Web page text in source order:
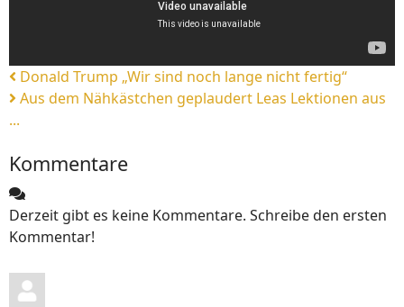
Donald Trump „Wir sind noch lange nicht fertig“
Aus dem Nähkästchen geplaudert Leas Lektionen aus
...
Kommentare
Derzeit gibt es keine Kommentare. Schreibe den ersten
Kommentar!